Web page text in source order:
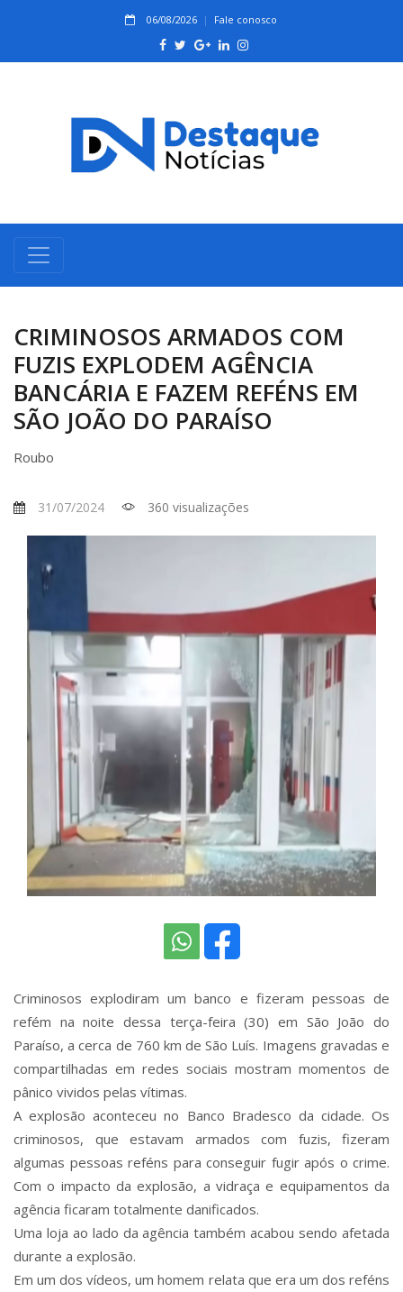
06/08/2026 Fale conosco
CRIMINOSOS ARMADOS COM
FUZIS EXPLODEM AGÊNCIA
BANCÁRIA E FAZEM REFÉNS EM
SÃO JOÃO DO PARAÍSO
Roubo
31/07/2024 360 visualizações
Criminosos explodiram um banco e fizeram pessoas de
refém na noite dessa terça-feira (30) em São João do
Paraíso, a cerca de 760 km de São Luís. Imagens gravadas e
compartilhadas em redes sociais mostram momentos de
pânico vividos pelas vítimas.
A explosão aconteceu no Banco Bradesco da cidade. Os
criminosos, que estavam armados com fuzis, fizeram
algumas pessoas reféns para conseguir fugir após o crime.
Com o impacto da explosão, a vidraça e equipamentos da
agência ficaram totalmente danificados.
Uma loja ao lado da agência também acabou sendo afetada
durante a explosão.
Em um dos vídeos, um homem relata que era um dos reféns